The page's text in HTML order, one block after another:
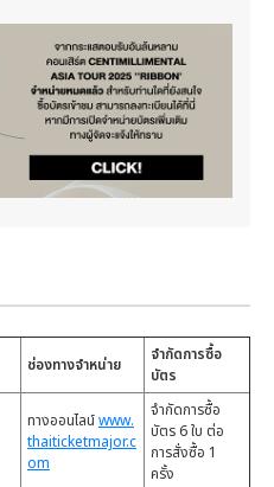
ช่องทางจำหน่าย
จำกัดการซื้อ
บัตร
ทางออนไลน์www.
thaiticketmajor.c
om
จำกัดการซื้อ
บัตร 6 ใบ ต่อ
การสั่งซื้อ 1
ครั้ง